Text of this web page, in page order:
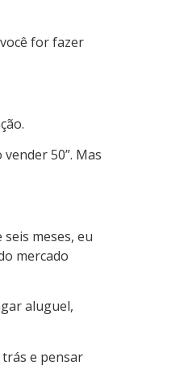
for fazer
50”. Mas
meses, eu
mercado
aluguel,
e pensar